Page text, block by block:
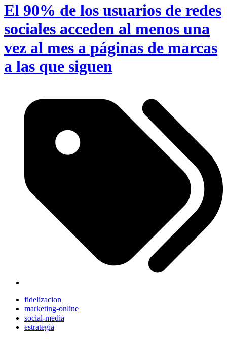
El 90% de los usuarios de redes
sociales acceden al menos una
vez al mes a páginas de marcas
a las que siguen
fidelizacion
marketing-online
social-media
estrategia